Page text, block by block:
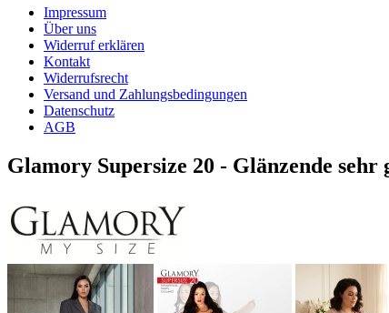
Impressum
Über uns
Widerruf erklären
Kontakt
Widerrufsrecht
Versand und Zahlungsbedingungen
Datenschutz
AGB
Glamory Supersize 20 - Glänzende